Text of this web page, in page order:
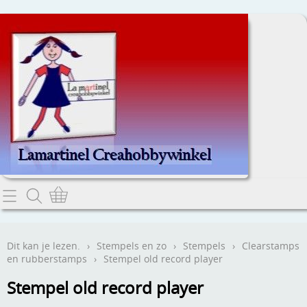
Home
Contact
Webwinkel
Dit kan je lezen. › Stempels en zo › Stempels › Clearstamps
en rubberstamps
› Stempel old record player
Stempel old record player